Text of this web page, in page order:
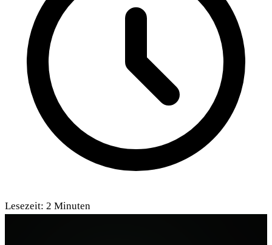
Lesezeit: 2 Minuten